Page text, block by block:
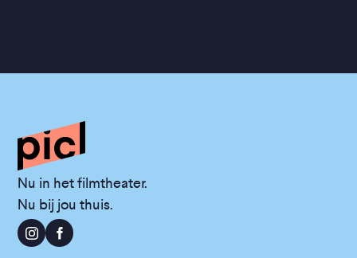
Nu in het filmtheater.
Nu bij jou thuis.